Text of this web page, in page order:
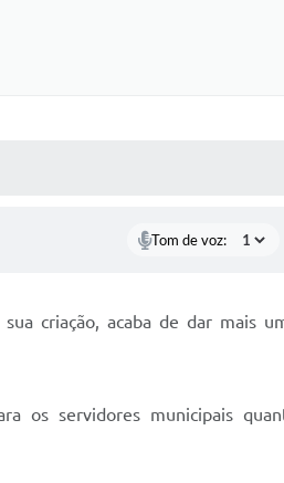
Tom de voz:
criação, acaba de dar mais
os servidores municipais